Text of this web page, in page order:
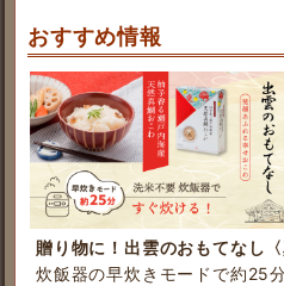
おすすめ情報
贈り物に！出雲のおもてなし
炊飯器の早炊きモードで約25